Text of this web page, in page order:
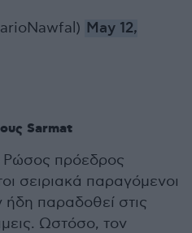
May 12,
Sarmat
Ρώσος πρόεδρος
σειριακά παραγόμενοι
ήδη παραδοθεί στις
Ωστόσο, τον